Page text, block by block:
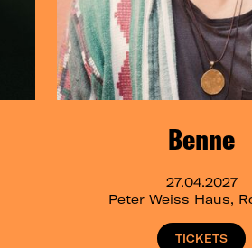
Benne
27.04.2027
Peter Weiss Haus,
TICKETS